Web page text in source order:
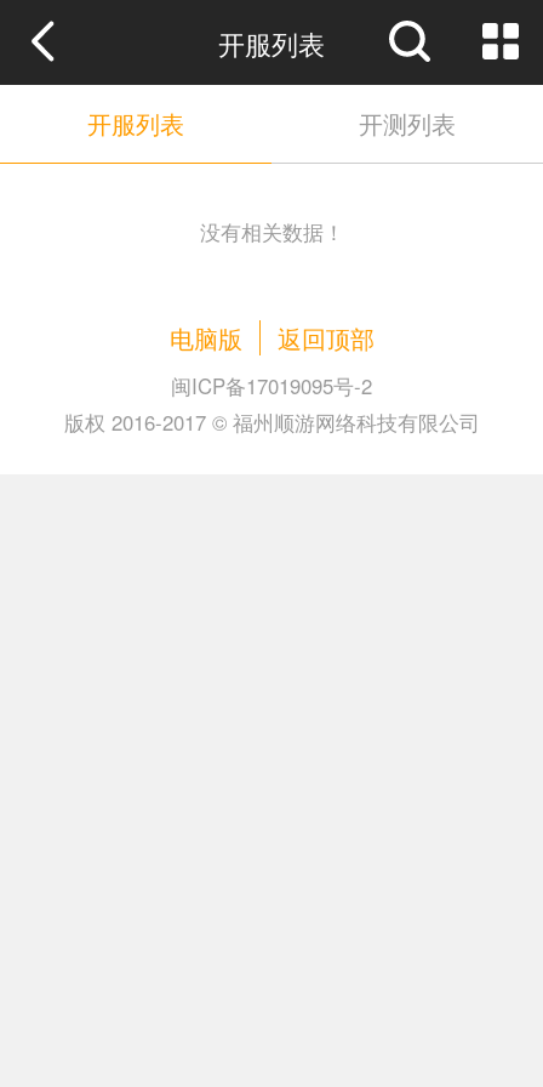
开服列表
开服列表 开测列表
没有相关数据！
电脑版 返回顶部
闽ICP备17019095号-2
版权 2016-2017 © 福州顺游网络科技有限公司